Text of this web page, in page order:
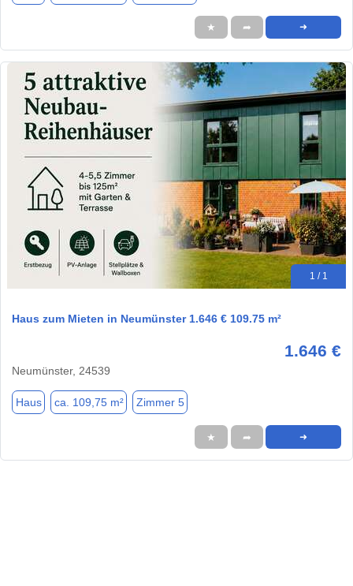
★ ➦ ➜
1 / 1
Haus zum Mieten in Neumünster 1.646 € 109.75 m²
1.646 €
Neumünster, 24539
Haus ca. 109,75 m² Zimmer 5
★ ➦ ➜